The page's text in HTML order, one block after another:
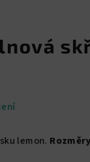
lemon.